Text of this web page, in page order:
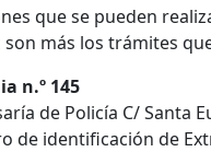
que se pueden
más los trámites
n.º 145
de Policía C/ Santa
de identificación de